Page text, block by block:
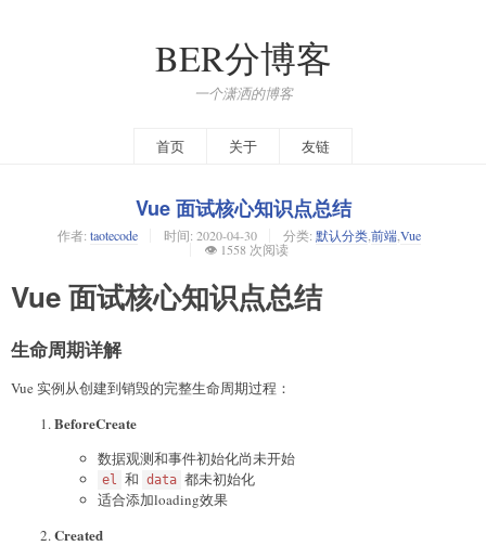
BER分博客
一个潇洒的博客
首页 关于 友链
Vue 面试核心知识点总结
作者: taotecode 时间: 2020-04-30 分类: 默认分类,前端,Vue
👁️ 1558 次阅读
Vue 面试核心知识点总结
生命周期详解
Vue 实例从创建到销毁的完整生命周期过程：
BeforeCreate
数据观测和事件初始化尚未开始
el 和 data 都未初始化
适合添加loading效果
Created